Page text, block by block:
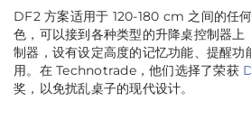
DF2 方案适用于 120-180 cm 之间的任
色，可以接到各种类型的升降桌控制器上
制器，设有设定高度的记忆功能、提醒功
用。在 Technotrade，他们选择了荣获
奖，以免扰乱桌子的现代设计。